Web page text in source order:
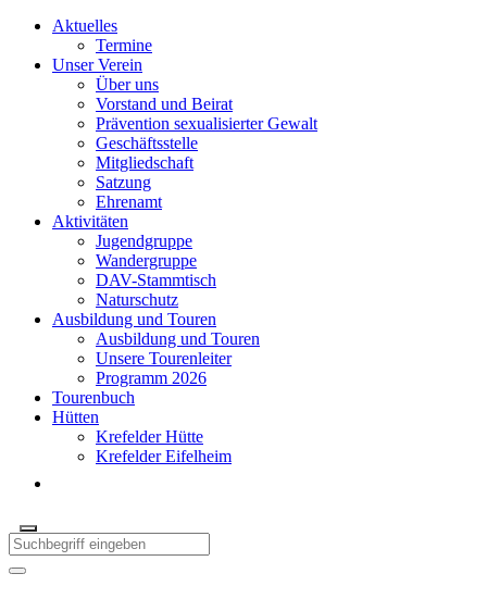
Aktuelles
Termine
Unser Verein
Über uns
Vorstand und Beirat
Prävention sexualisierter Gewalt
Geschäftsstelle
Mitgliedschaft
Satzung
Ehrenamt
Aktivitäten
Jugendgruppe
Wandergruppe
DAV-Stammtisch
Naturschutz
Ausbildung und Touren
Ausbildung und Touren
Unsere Tourenleiter
Programm 2026
Tourenbuch
Hütten
Krefelder Hütte
Krefelder Eifelheim